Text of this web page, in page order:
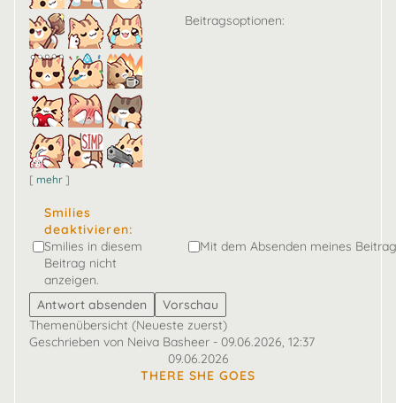
[ mehr ]
Beitragsoptionen:
Smilies
deaktivieren:
Smilies in diesem
Beitrag nicht
anzeigen.
Mit dem Absenden meines
Themenübersicht (Neueste zuerst)
Geschrieben von Neiva Basheer - 09.06.2026, 12:37
09.06.2026
THERE SHE GOES